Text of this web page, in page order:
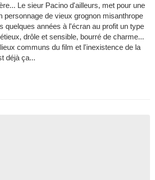
Le sieur Pacino d'ailleurs, met pour une
personnage de vieux grognon misanthrope
quelques années à l'écran au profit un type
drôle et sensible, bourré de charme...
communs du film et l'inexistence de la
déjà ça...